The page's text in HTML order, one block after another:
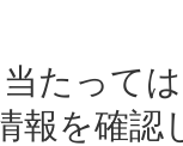
たって
報を確認